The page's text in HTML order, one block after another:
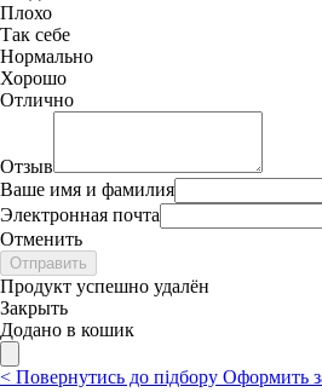
Плохо
Так себе
Нормально
Хорошо
Отлично
Отзыв
Ваше имя и фамилия
Электронная почта
Отменить
Отправить
Продукт успешно удалён
Закрыть
Додано в кошик
< Повернутись до підбору Оформить